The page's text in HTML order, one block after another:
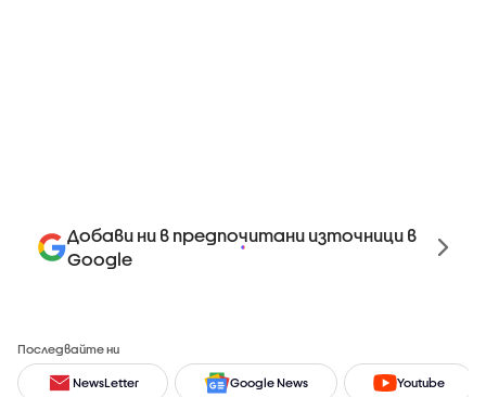
Добави ни в предпочитани източници в
Google
Последвайте ни
NewsLetter Google News Youtube